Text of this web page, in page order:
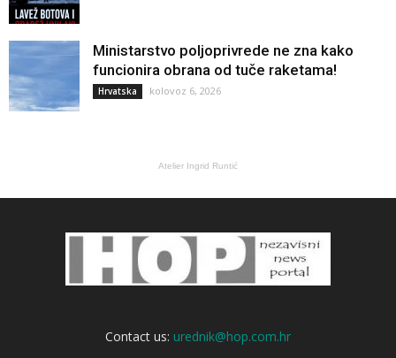
Ministarstvo poljoprivrede ne zna kako
funcionira obrana od tuče raketama!
Hrvatska kolovoz 6, 2026
Atelier Ingrid Runtić
Contact us: urednik@hop.com.hr